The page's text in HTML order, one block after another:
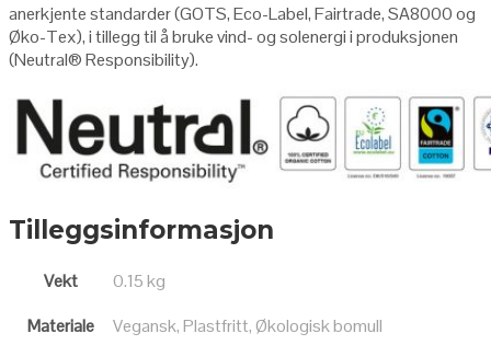
anerkjente standarder (GOTS, Eco-Label, Fairtrade, SA8000 og
Øko-Tex), i tillegg til å bruke vind- og solenergi i produksjonen
(Neutral®Responsibility).
Tilleggsinformasjon
Vekt
0.15 kg
Materiale
Vegansk, Plastfritt, Økologisk bomull